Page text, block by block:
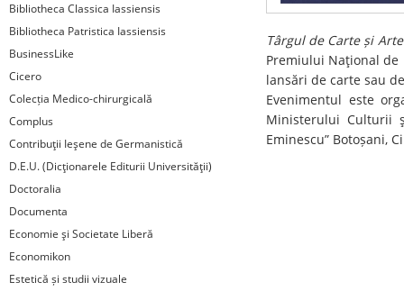
Bibliotheca Classica Iassiensis
Bibliotheca Patristica Iassiensis
BusinessLike
Cicero
Colecția Medico-chirurgicală
Complus
Contribuţii Ieşene de Germanistică
D.E.U. (Dicţionarele Editurii Universităţii)
Doctoralia
Documenta
Economie şi Societate Liberă
Economikon
Estetică și studii vizuale
Târgul de Carte și Arte
Premiului Naţional de
lansări de carte sau
Evenimentul este
Ministerului Culturii
Eminescu” Botoșani,